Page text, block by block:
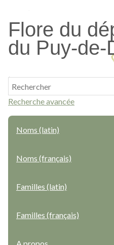
contenu
principal
Flore du
du Puy-de-
Recherche avancée
Noms (latin)
Noms (français)
Familles (latin)
Familles (français)